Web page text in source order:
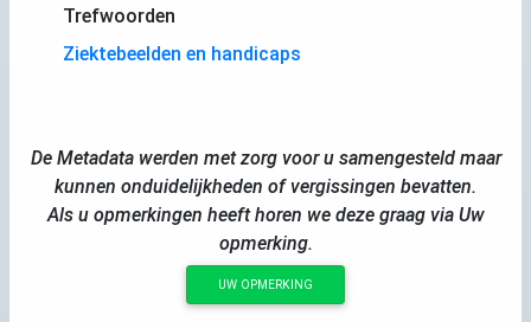
Trefwoorden
Ziektebeelden en handicaps
De Metadata werden met zorg voor u samengesteld maar
kunnen onduidelijkheden of vergissingen bevatten.
Als u opmerkingen heeft horen we deze graag via Uw
opmerking.
UW OPMERKING